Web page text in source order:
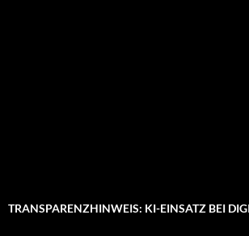
TRANSPARENZHINWEIS: KI-EINSATZ BEI